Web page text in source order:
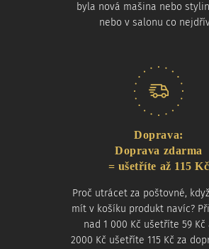
byla nová mašina nebo
nebo v salonu co
Doprava:
Doprava zdarma
= ušetříte až 115 Kč
Proč utrácet za poštovné,
mít v košíku produkt navíc?
nad 1 000 Kč ušetříte 59 Kč
2000 Kč ušetříte 115 Kč za